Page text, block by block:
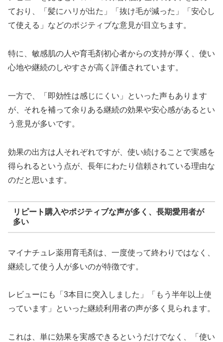
ており、「髪にハリが出た」「抜け毛が減った」「安心し
て使える」などのポジティブな意見が目立ちます。
特に、敏感肌の人や育毛剤初心者からの支持が厚く、使い
心地や継続のしやすさが高く評価されています。
一方で、「即効性は感じにくい」といった声もあります
が、それを補って余りある継続の効果や安心感があるとい
う意見が多いです。
効果の出方は人それぞれですが、使い続けることで実感を
得られるという点が、長年にわたり信頼されている理由な
のだと思います。
リピート購入やポジティブな声が多く、長期愛用者が
多い
マイナチュレ薬用育毛剤は、一度使って終わりではなく、
継続して使う人が多いのが特徴です。
レビューにも「3本目に突入しました」「もう半年以上使
っています」といった継続利用者の声が多く見られます。
これは、単に効果を実感できるというだけでなく、「使い